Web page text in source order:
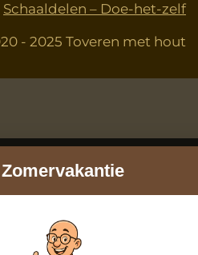
Schaaldelen – Doe-het-zelf
- 2025 Toveren met hout
Zomervakantie